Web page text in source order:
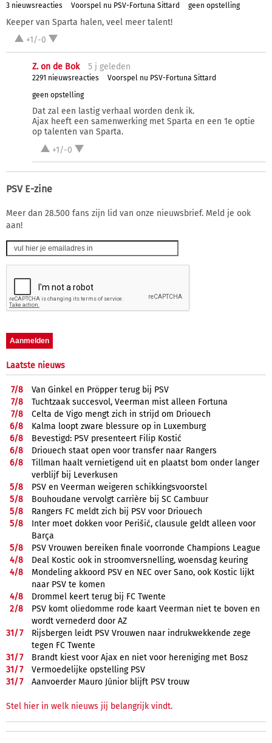
3 nieuwsreacties Voorspel nu PSV-Fortuna Sittard geen opstelling
Keeper van Sparta halen, veel meer talent!
+1/-0
Z. on de Bok 5 j geleden
2291 nieuwsreacties
Voorspel nu PSV-Fortuna Sittard
geen opstelling
Dat zal een lastig verhaal worden denk ik.
Ajax heeft een samenwerking met Sparta en een 1e optie
op talenten van Sparta.
+1/-0
PSV E-zine
Meer dan 28.500 fans zijn lid van onze nieuwsbrief. Meld je ook
aan!
Laatste nieuws
7/8
Van Ginkel en Pröpper terug bij PSV
7/8
Tuchtzaak succesvol, Veerman mist alleen Fortuna
7/8
Celta de Vigo mengt zich in strijd om Driouech
6/8
Kalma loopt zware blessure op in Luxemburg
6/8
Bevestigd: PSV presenteert Filip Kostić
6/8
Driouech staat open voor transfer naar Rangers
6/8
Tillman haalt vernietigend uit en plaatst bom onder langer
verblijf bij Leverkusen
5/8
PSV en Veerman weigeren schikkingsvoorstel
5/8
Bouhoudane vervolgt carrière bij SC Cambuur
5/8
Rangers FC meldt zich bij PSV voor Driouech
5/8
Inter moet dokken voor Perišić, clausule geldt alleen voor
Barça
5/8
PSV Vrouwen bereiken finale voorronde Champions League
4/8
Deal Kostic ook in stroomversnelling, woensdag keuring
4/8
Mondeling akkoord PSV en NEC over Sano, ook Kostic lijkt
naar PSV te komen
4/8
Drommel keert terug bij FC Twente
2/8
PSV komt oliedomme rode kaart Veerman niet te boven en
wordt vernederd door AZ
31/7
Rijsbergen leidt PSV Vrouwen naar indrukwekkende zege
tegen FC Twente
31/7
Brandt kiest voor Ajax en niet voor hereniging met Bosz
31/7
Vermoedelijke opstelling PSV
31/7 Aanvoerder Mauro Júnior blijft PSV trouw
Stel hier in welk nieuws jij belangrijk vindt.